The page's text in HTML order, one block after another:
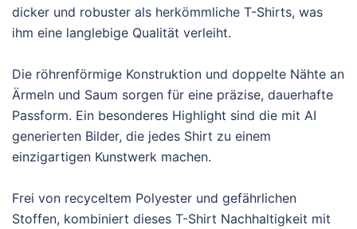
dicker und robuster als herkömmliche T-Shirts, was
ihm eine langlebige Qualität verleiht.
Die röhrenförmige Konstruktion und doppelte Nähte an
Ärmeln und Saum sorgen für eine präzise, dauerhafte
Passform. Ein besonderes Highlight sind die mit AI
generierten Bilder, die jedes Shirt zu einem
einzigartigen Kunstwerk machen.
Frei von recyceltem Polyester und gefährlichen
Stoffen, kombiniert dieses T-Shirt Nachhaltigkeit mit